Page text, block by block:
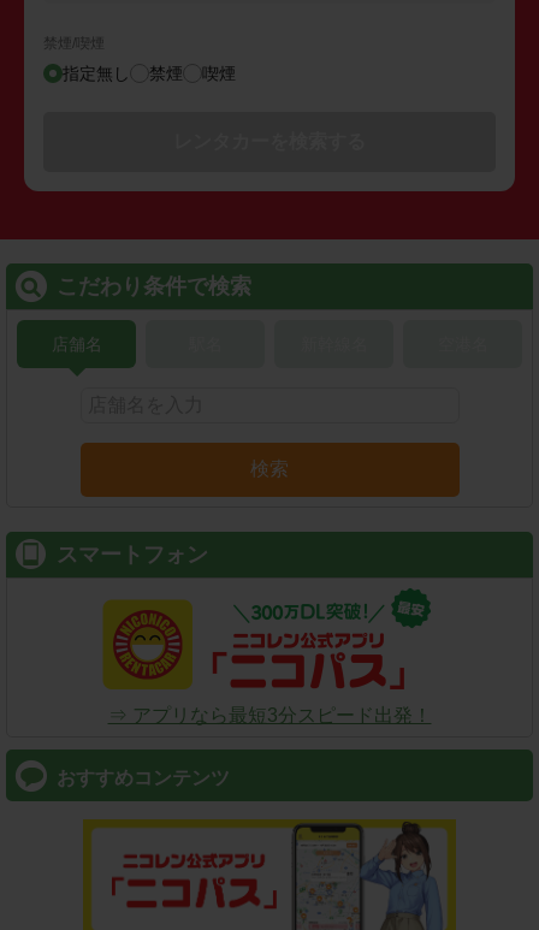
禁煙/喫煙
指定無し 禁煙 喫煙
こだわり条件で検索
店舗名
検索
スマートフォン
⇒ アプリなら最短3分スピード出発！
おすすめコンテンツ